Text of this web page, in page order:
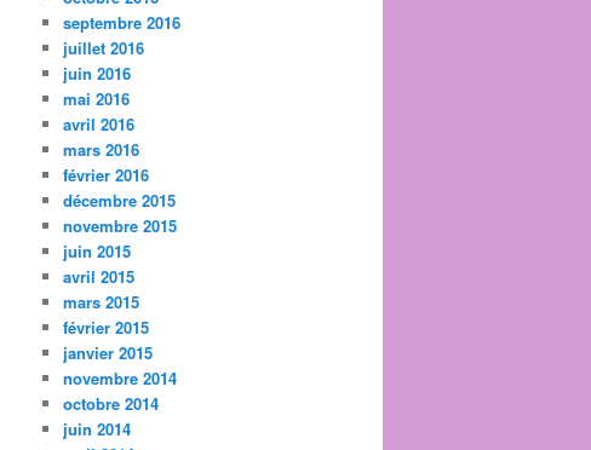
septembre 2016
juillet 2016
juin 2016
mai 2016
avril 2016
mars 2016
février 2016
décembre 2015
novembre 2015
juin 2015
avril 2015
mars 2015
février 2015
janvier 2015
novembre 2014
octobre 2014
juin 2014